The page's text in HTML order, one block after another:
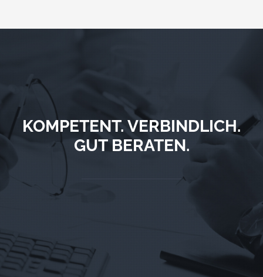
KOMPETENT. VERBINDLICH.
GUT BERATEN.